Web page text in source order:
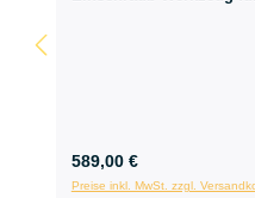
589,00 €
Preise inkl. MwSt. zzgl.